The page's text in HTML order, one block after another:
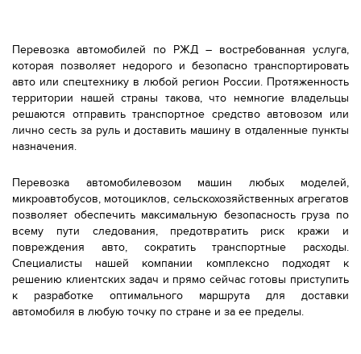
Перевозка автомобилей по РЖД – востребованная услуга,
которая позволяет недорого и безопасно транспортировать
авто или спецтехнику в любой регион России. Протяженность
территории нашей страны такова, что немногие владельцы
решаются отправить транспортное средство автовозом или
лично сесть за руль и доставить машину в отдаленные пункты
назначения.
Перевозка автомобилевозом машин любых моделей,
микроавтобусов, мотоциклов, сельскохозяйственных агрегатов
позволяет обеспечить максимальную безопасность груза по
всему пути следования, предотвратить риск кражи и
повреждения авто, сократить транспортные расходы.
Специалисты нашей компании комплексно подходят к
решению клиентских задач и прямо сейчас готовы приступить
к разработке оптимального маршрута для доставки
автомобиля в любую точку по стране и за ее пределы.